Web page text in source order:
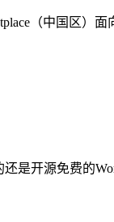
（中国区）面
开源免费的